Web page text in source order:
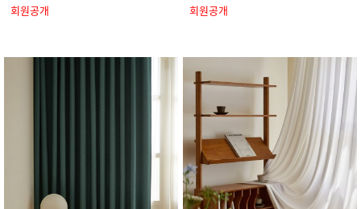
회원공개
회원공개